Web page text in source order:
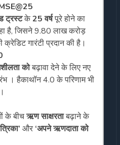
ट्रस्टके25 वर्षपूरे होने का
है, जिसने 9.80 लाख करोड़
गारंटी प्रदान की है।
कोबढ़ावा देने के लिए नए
। हैकाथॉन 4.0 के परिणाम भी
के बीचऋण साक्षरताबढ़ाने के
और ‘अपने ऋणदाता को